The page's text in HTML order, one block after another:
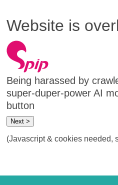
Website is
Being harassed by
super-duper-power AI
button
Next >
(Javascript & cookies needed,